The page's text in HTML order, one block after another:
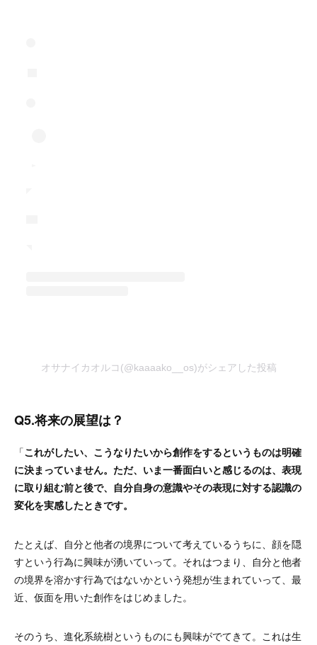
オサナイカオルコ(@kaaaako__os)がシェアした投稿
Q5.将来の展望は？
「これがしたい、こうなりたいから創作をするというものは明確
に決まっていません。 ただ、いま一番面白いと感じるのは、表現
に取り組む前と後で、自分自身の意識やその表現に対する認識の
変化を実感したときです。
たとえば、自分と他者の境界について考えているうちに、顔を隠
すという行為に興味が湧いていって。それはつまり、自分と他者
の境界を溶かす行為ではないかという発想が生まれていって、最
近、仮面を用いた創作をはじめました。
そのうち、進化系統樹というものにも興味がでてきて。これは生